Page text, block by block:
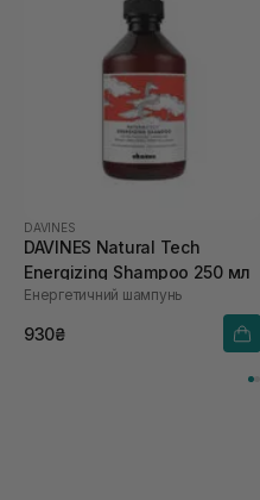
DAVINES
DAVINES Natural Tech
Energizing Shampoo 250 мл
Енергетичний шампунь
930₴